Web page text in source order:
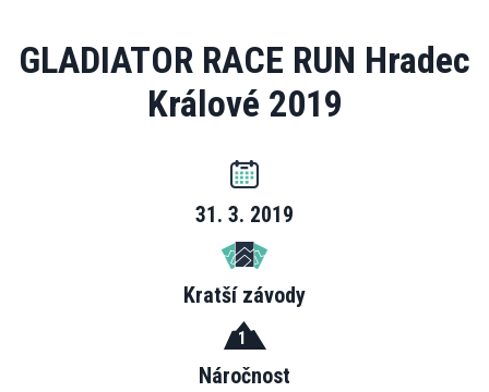
GLADIATOR RACE RUN Hradec
Králové 2019
31. 3. 2019
Kratší závody
1
Náročnost